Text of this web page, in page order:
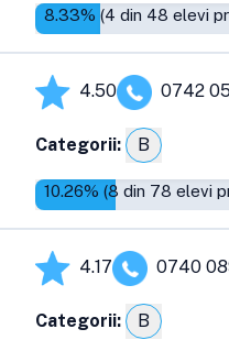
8.33% (4 din 48 elevi
4.50 0742
Categorii: B
10.26% (8 din 78 elevi
4.17 0740
Categorii: B